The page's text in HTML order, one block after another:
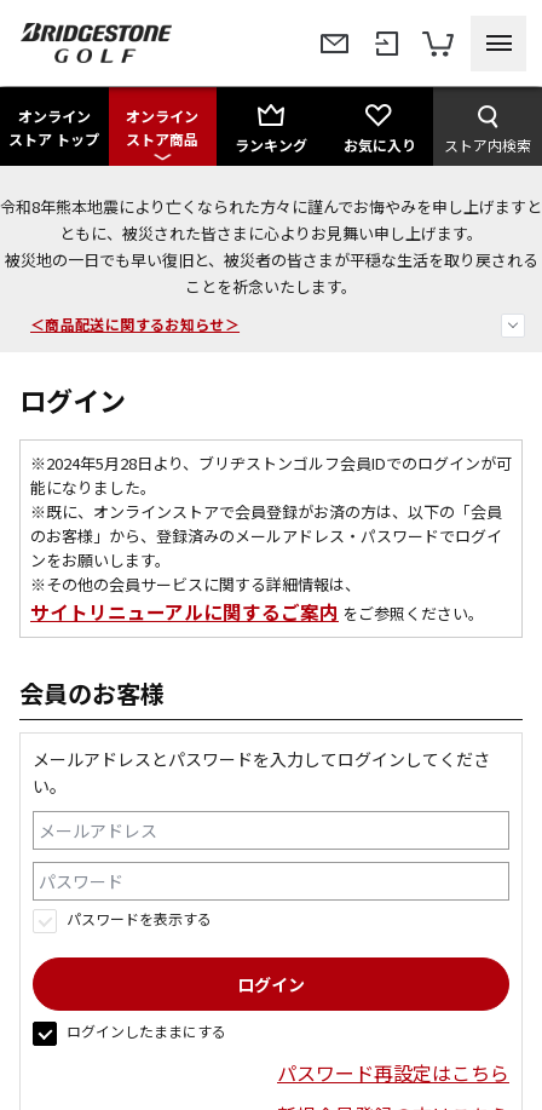
オンライン
ストア トップ
オンライン
ストア商品
ランキング お気に入り ストア内検索
令和8年熊本地震により亡くなられた方々に謹んでお悔やみを申し上げますと
ともに、被災された皆さまに心よりお見舞い申し上げます。
被災地の一日でも早い復旧と、被災者の皆さまが平穏な生活を取り戻される
ことを祈念いたします。
＜夏季休暇中のご注文・発送・お問い合わせ＞
今なら新規会員登録で1,000円OFFクーポンプレゼント！
＜商品配送に関するお知らせ＞
ログイン
※2024年5月28日より、ブリヂストンゴルフ会員IDでのログインが可
能になりました。
※既に、 オンラインストアで会員登録がお済の方は、以下の「会員
のお客様」から、登録済みのメールアドレス・パスワードでログイ
ンをお願いします。
※その他の会員サービスに関する詳細情報は、
サイトリニューアルに関するご案内 をご参照ください。
会員のお客様
メールアドレスとパスワードを入力してログインしてくださ
い。
パスワードを表示する
ログインしたままにする
パスワード再設定はこちら